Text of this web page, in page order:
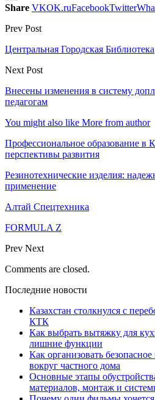
Share VKOK.ruFacebookTwitter
Prev Post
Центральная Городская Библиотека
Next Post
Внесены изменения в систему
педагогам
You might also like More from author
Профессиональное образование в
перспективы развития
Резинотехнические изделия:
применение
Алтай Спецтехника
FORMULA Z
Prev Next
Comments are closed.
Последние новости
Казахстан столкнулся с
КТК
Как выбрать вытяжку для
лишние функции
Как организовать
вокруг частного дома
Основные этапы
материалов, монтаж и